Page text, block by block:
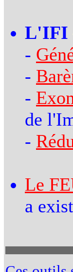
L'IFI
-
-
-
de
-
Le
a